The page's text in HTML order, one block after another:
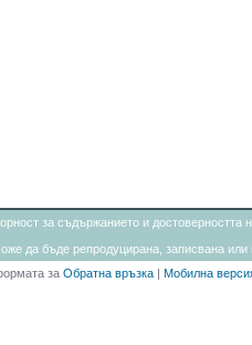
за съдържанието и достоверността
да бъде репродуцирана, записвана
за Обратна връзка | Мобилна